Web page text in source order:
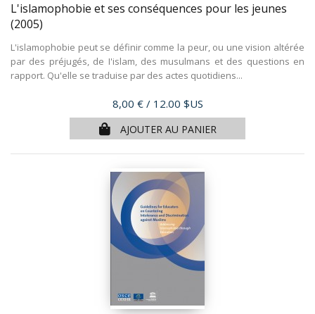
L'islamophobie et ses conséquences pour les jeunes
(2005)
L'islamophobie peut se définir comme la peur, ou une vision altérée
par des préjugés, de I'islam, des musulmans et des questions en
rapport. Qu'elle se traduise par des actes quotidiens...
Prix
8,00 € / 12.00 $US
AJOUTER AU PANIER